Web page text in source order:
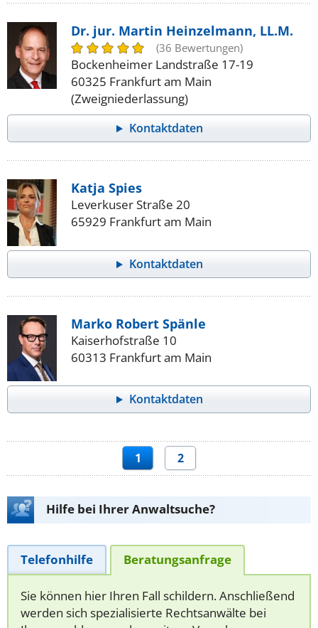
Dr. jur. Martin Heinzelmann, LL.M.
(36 Bewertungen)
Bockenheimer Landstraße 17-19
60325 Frankfurt am Main
(Zweigniederlassung)
Kontaktdaten
Katja Spies
Leverkuser Straße 20
65929 Frankfurt am Main
Kontaktdaten
Marko Robert Spänle
Kaiserhofstraße 10
60313 Frankfurt am Main
Kontaktdaten
1 2
Hilfe bei Ihrer Anwaltsuche?
Telefonhilfe Beratungsanfrage
Sie können hier Ihren Fall schildern. Anschließend
werden sich spezialisierte Rechtsanwälte bei